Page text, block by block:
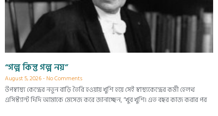
“গল্প কিন্তু গল্প নয়”
August 5, 2026 No Comments
উপস্বাস্থ্য কেন্দ্রের নতুন বাড়ি তৈরি হওয়ায় খুশি হয়ে সেই স্বাস্থ্যকেন্দ্রের কর্মী হেলথ
এসিস্ট্যান্ট দিদি আমাকে মেসেজ করে জানাচ্ছেন, “খুব খুশি। এত বছর কাজ করার পর